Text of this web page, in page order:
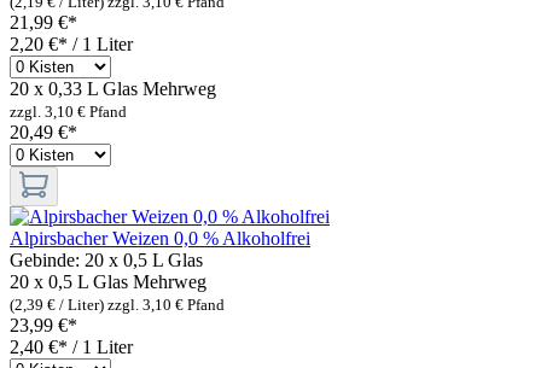
21,99 €*
2,20 €* / 1 Liter
20 x 0,33 L Glas Mehrweg
zzgl. 3,10 € Pfand
20,49 €*
Alpirsbacher Weizen 0,0 % Alkoholfrei
Gebinde: 20 x 0,5 L Glas
20 x 0,5 L Glas Mehrweg
(2,39 € / Liter) zzgl. 3,10 € Pfand
23,99 €*
2,40 €* / 1 Liter